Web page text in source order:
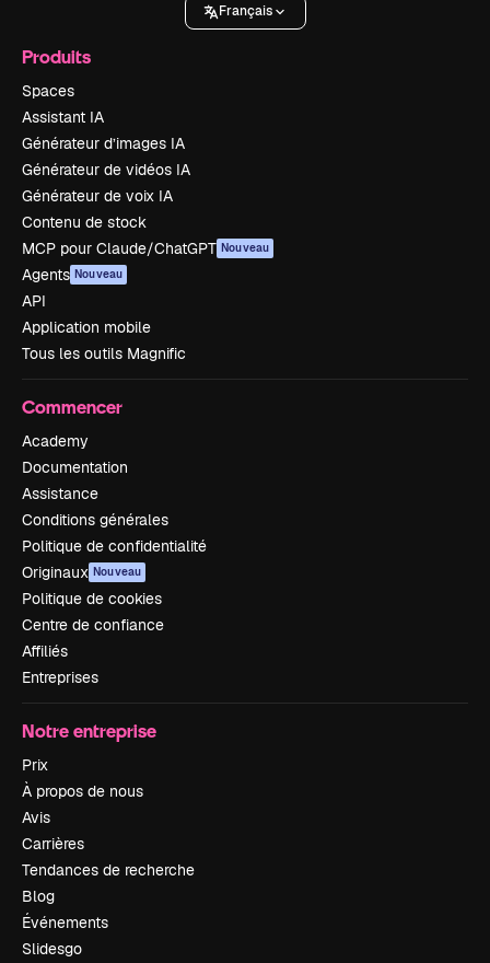
Français
Produits
Spaces
Assistant IA
Générateur d’images IA
Générateur de vidéos IA
Générateur de voix IA
Contenu de stock
MCP pour Claude/ChatGPT Nouveau
Agents Nouveau
API
Application mobile
Tous les outils Magnific
Commencer
Academy
Documentation
Assistance
Conditions générales
Politique de confidentialité
Originaux Nouveau
Politique de cookies
Centre de confiance
Affiliés
Entreprises
Notre entreprise
Prix
À propos de nous
Avis
Carrières
Tendances de recherche
Blog
Événements
Slidesgo